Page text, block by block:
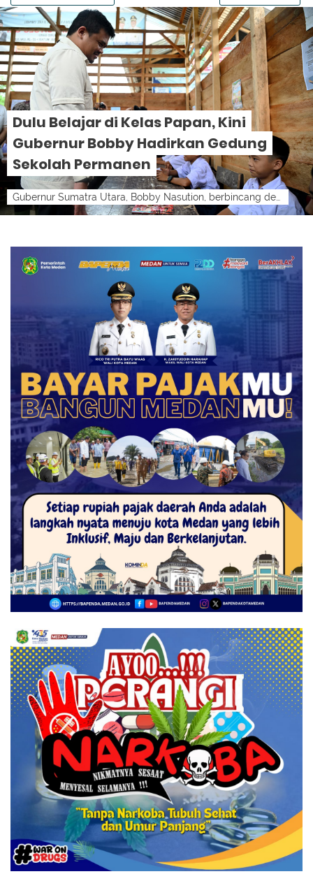
Dulu Belajar di Kelas Papan, Kini
Gubernur Bobby Hadirkan Gedung
Sekolah Permanen
Gubernur Sumatra Utara, Bobby Nasution, berbincang dengan siswa SMP Negeri 4 Sitolu Ori, Kabupaten Nias Utara, saat melakukan kunjungan kerj...